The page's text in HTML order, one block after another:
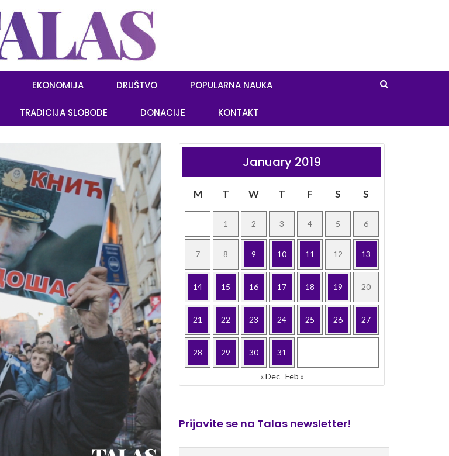
EKONOMIJA DRUŠTVO POPULARNA NAUKA
TRADICIJA SLOBODE DONACIJE KONTAKT
January 2019
M T W T F S S
1 2 3 4 5 6
7 8 9 10 11 12 13
14 15 16 17 18 19 20
21 22 23 24 25 26 27
28 29 30 31
« Dec Feb »
Prijavite se na Talas newsletter!